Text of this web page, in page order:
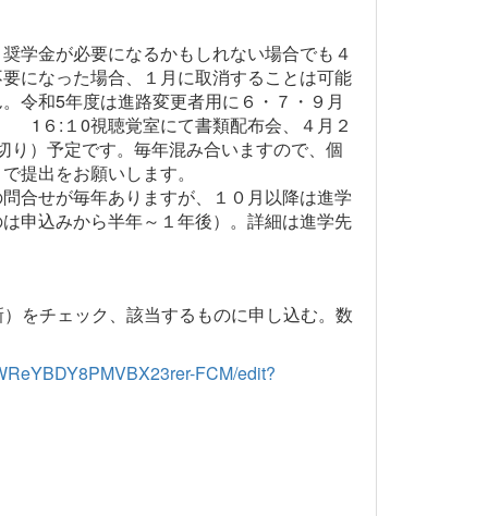
学金が必要になるかもしれない場合でも４
になった場合、１月に取消することは可能
令和5年度は進路変更者用に６・７・９月
1６:１0視聴覚室にて書類配布会、４月２
）予定です。毎年混み合いますので、個
提出をお願いします。
合せが毎年ありますが、１０月以降は進学
申込みから半年～１年後）。詳細は進学先
をチェック、該当するものに申し込む。数
FCM/edit?